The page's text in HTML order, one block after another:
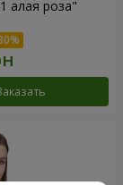
алая роза"